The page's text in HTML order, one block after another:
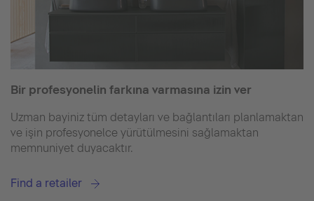
Bir profesyonelin farkına varmasına izin ver
Uzman bayiniz tüm detayları ve bağlantıları planlamaktan
ve işin profesyonelce yürütülmesini sağlamaktan
memnuniyet duyacaktır.
Find a retailer